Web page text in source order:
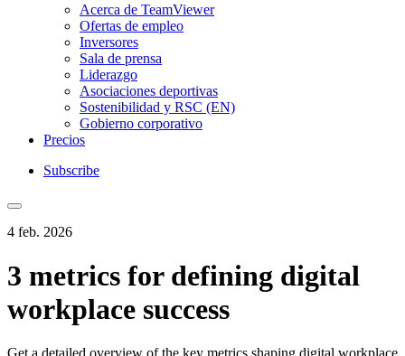
Acerca de TeamViewer
Ofertas de empleo
Inversores
Sala de prensa
Liderazgo
Asociaciones deportivas
Sostenibilidad y RSC (EN)
Gobierno corporativo
Precios
Subscribe
4 feb. 2026
3 metrics for defining digital
workplace success